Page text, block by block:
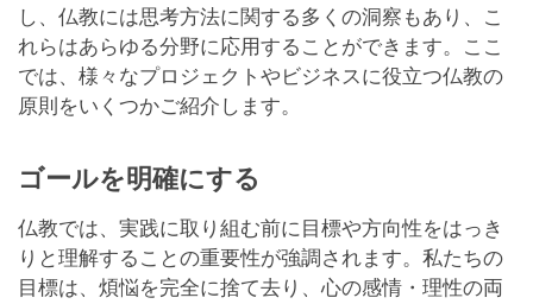
し、仏教には思考方法に関する多くの洞察もあり、こ
れらはあらゆる分野に応用することができます。ここ
では、様々なプロジェクトやビジネスに役立つ仏教の
原則をいくつかご紹介します。
ゴールを明確にする
仏教では、実践に取り組む前に目標や方向性をはっき
りと理解することの重要性が強調されます。私たちの
目標は、煩悩を完全に捨て去り、心の感情・理性の両